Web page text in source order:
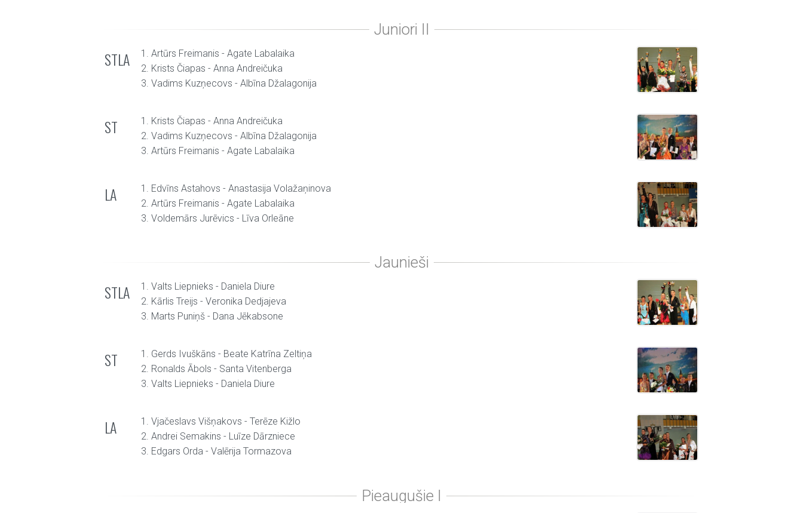
STLA
1. Artūrs Freimanis - Agate Labalaika
2. Krists Čiapas - Anna Andreičuka
3. Vadims Kuzņecovs - Albīna Džalagonija
ST
1. Krists Čiapas - Anna Andreičuka
2. Vadims Kuzņecovs - Albīna Džalagonija
3. Artūrs Freimanis - Agate Labalaika
LA
1. Edvīns Astahovs - Anastasija Volažaņinova
2. Artūrs Freimanis - Agate Labalaika
3. Voldemārs Jurēvics - Līva Orleāne
STLA
1. Valts Liepnieks - Daniela Diure
2. Kārlis Treijs - Veronika Dedjajeva
3. Marts Puniņš - Dana Jēkabsone
ST
1. Gerds Ivuškāns - Beate Katrīna Zeltiņa
2. Ronalds Ābols - Santa Vitenberga
3. Valts Liepnieks - Daniela Diure
LA
1. Vjačeslavs Višņakovs - Terēze Kižlo
2. Andrei Semakins - Luīze Dārzniece
3. Edgars Orda - Valērija Tormazova